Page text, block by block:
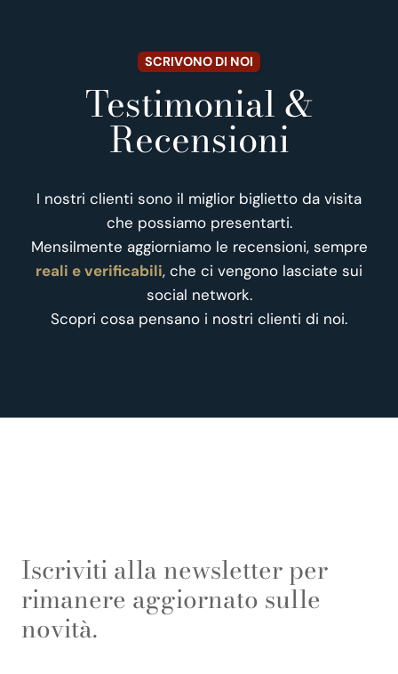
SCRIVONO DI NOI
Testimonial &
Recensioni
I nostri clienti sono il miglior biglietto da visita
che possiamo presentarti.
Mensilmente aggiorniamo le recensioni, sempre
reali e verificabili, che ci vengono lasciate sui
social network.
Scopri cosa pensano i nostri clienti di noi.
Iscriviti alla newsletter per
rimanere aggiornato sulle
novità.